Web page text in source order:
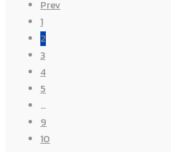
Prev
1
2
3
4
5
…
9
10